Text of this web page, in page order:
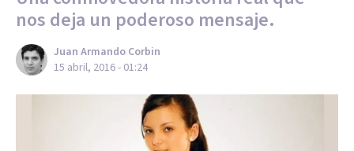
nos deja un poderoso mensaje.
Juan Armando Corbin
15 abril, 2016 - 01:24